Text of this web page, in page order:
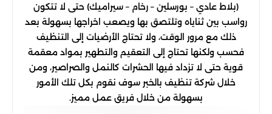
(بلاط عادي – بورسلين – رخام – سيراميك) حتى لا تتكون
رواسب بين ثناياه وتلتصق بها ويصعب اخراجها بسهولة بعد
ذلك مع مرور الوقت، ولا تحتاج الأرضيات إلى التنظيف
فحسب ولكنها تحتاج إلى التعقيم والتطهير بمواد معقمة
قوية حتى لا تزداد فيها الحشرات كالنمل والصراصير، ومن
خلال شركة تنظيف بالخبر سوف نقوم بكل تلك الأمور
بسهولة من خلال فريق عمل مميز.